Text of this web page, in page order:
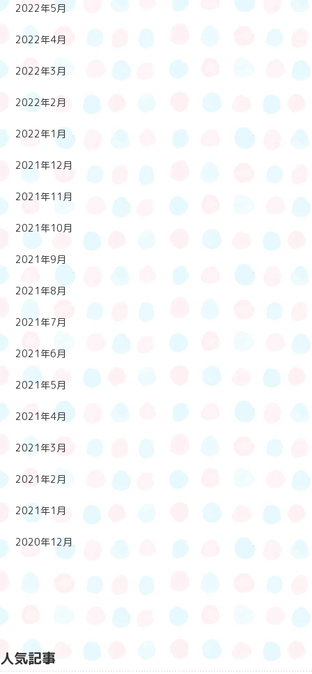
2022年5月
2022年4月
2022年3月
2022年2月
2022年1月
2021年12月
2021年11月
2021年10月
2021年9月
2021年8月
2021年7月
2021年6月
2021年5月
2021年4月
2021年3月
2021年2月
2021年1月
2020年12月
人気記事